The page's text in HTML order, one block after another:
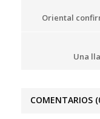
Oriental
Una
COMENTARIOS